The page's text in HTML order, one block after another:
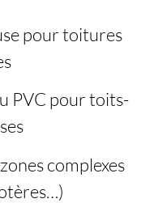
pour toitures
PVC pour toits-
complexes